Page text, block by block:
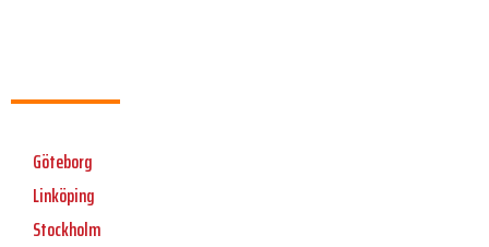
Göteborg
Linköping
Stockholm